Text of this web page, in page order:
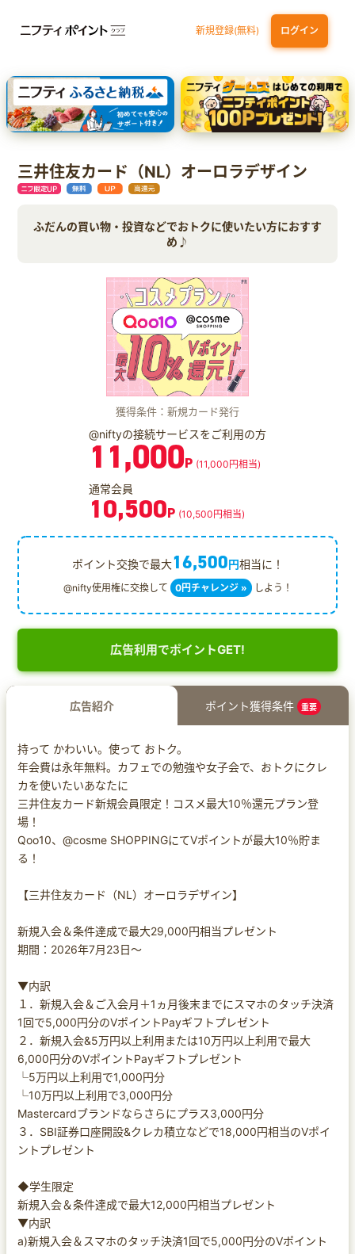
新規登録(無料) ログイン
三井住友カード ゴールド（NL）（家族カード発行） dカード GOLD
【実質初月無料】DMM | Disney+(ディズニープラス) セットプラン
SBI証券 確定拠出年金（iDeCo）
三井住友カード（NL）オーロラデザイン
ふだんの買い物・投資などでおトクに使いたい方におすす
め♪
獲得条件：新規カード発行
@niftyの接続サービスをご利用の方
11,000P (11,000円相当)
通常会員
10,500P (10,500円相当)
ポイント交換で最大16,500円相当に！
@nifty使用権に交換して 0円チャレンジ » しよう！
広告利用でポイントGET!
広告紹介 ポイント獲得条件 重要
持って かわいい。使って おトク。
年会費は永年無料。カフェでの勉強や女子会で、おトクにクレ
カを使いたいあなたに
三井住友カード新規会員限定！コスメ最大10％還元プラン登
場！
Qoo10、@cosme SHOPPINGにてVポイントが最大10％貯ま
る！
【三井住友カード（NL）オーロラデザイン】
新規入会＆条件達成で最大29,000円相当プレゼント
期間：2026年7月23日～
▼内訳
１．新規入会＆ご入会月＋1ヵ月後末までにスマホのタッチ決済
1回で5,000円分のVポイントPayギフトプレゼント
２．新規入会&5万円以上利用または10万円以上利用で最大
6,000円分のVポイントPayギフトプレゼント
└5万円以上利用で1,000円分
└10万円以上利用で3,000円分
Mastercardブランドならさらにプラス3,000円分
３．SBI証券口座開設&クレカ積立などで18,000円相当のVポイ
ントプレゼント
◆学生限定
新規入会＆条件達成で最大12,000円相当プレゼント
▼内訳
a)新規入会＆スマホのタッチ決済1回で5,000円分のVポイント